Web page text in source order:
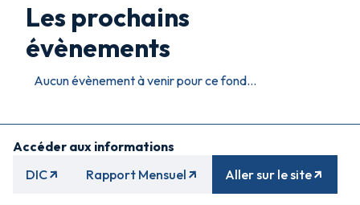
Les prochains
évènements
Aucun évènement à venir pour ce fond...
Accéder aux informations
DIC
Rapport Mensuel Aller sur le site